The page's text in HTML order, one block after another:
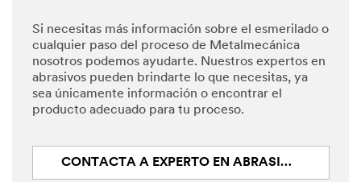
Si necesitas más información sobre el esmerilado o
cualquier paso del proceso de Metalmecánica
nosotros podemos ayudarte. Nuestros expertos en
abrasivos pueden brindarte lo que necesitas, ya
sea únicamente información o encontrar el
producto adecuado para tu proceso.
CONTACTA A EXPERTO EN ABRASIVOS